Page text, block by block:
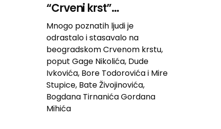
“Crveni krst”...
Mnogo poznatih ljudi je
odrastalo i stasavalo na
beogradskom Crvenom krstu,
poput Gage Nikolića, Dude
Ivkovića, Bore Todorovića i Mire
Stupice, Bate Živojinovića,
Bogdana Tirnanića Gordana
Mihića